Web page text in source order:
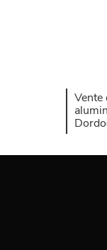
Vente